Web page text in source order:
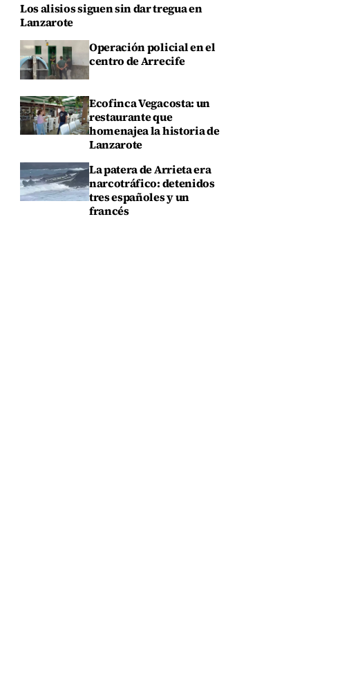
Los alisios siguen sin dar tregua en
Lanzarote
Operación policial en el
centro de Arrecife
Ecofinca Vegacosta: un
restaurante que
homenajea la historia de
Lanzarote
La patera de Arrieta era
narcotráfico: detenidos
tres españoles y un
francés